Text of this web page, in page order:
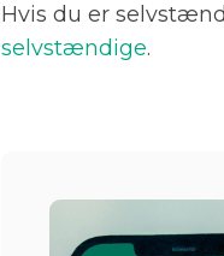
Hvis du er
selvstændige.